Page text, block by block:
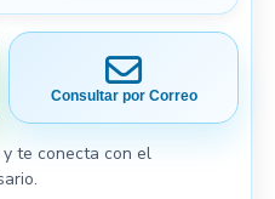
Consultar por Correo
te conecta con el